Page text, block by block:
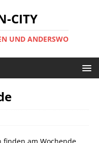
CITY
UND ANDERSWO